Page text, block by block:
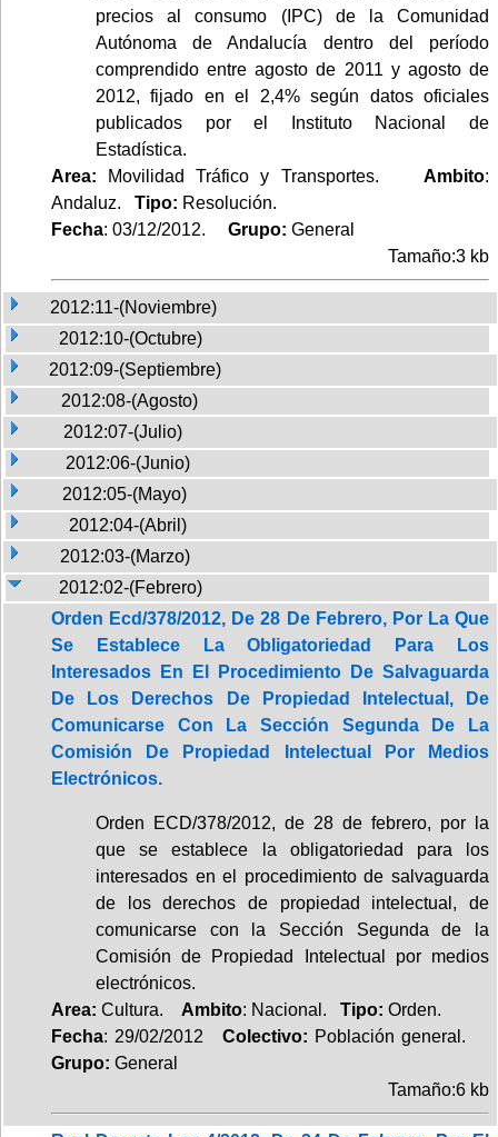
precios al consumo (IPC) de la Comunidad
Autónoma de Andalucía dentro del período
comprendido entre agosto de 2011 y agosto de
2012, fijado en el 2,4% según datos oficiales
publicados por el Instituto Nacional de
Estadística.
Area: Movilidad Tráfico y Transportes. Ambito:
Andaluz. Tipo: Resolución.
Fecha: 03/12/2012. Grupo: General
Tamaño:3 kb
2012:11-(Noviembre)
2012:10-(Octubre)
2012:09-(Septiembre)
2012:08-(Agosto)
2012:07-(Julio)
2012:06-(Junio)
2012:05-(Mayo)
2012:04-(Abril)
2012:03-(Marzo)
2012:02-(Febrero)
Orden Ecd/378/2012, De 28 De Febrero, Por La Que
Se Establece La Obligatoriedad Para Los
Interesados En El Procedimiento De Salvaguarda
De Los Derechos De Propiedad Intelectual, De
Comunicarse Con La Sección Segunda De La
Comisión De Propiedad Intelectual Por Medios
Electrónicos.
Orden ECD/378/2012, de 28 de febrero, por la
que se establece la obligatoriedad para los
interesados en el procedimiento de salvaguarda
de los derechos de propiedad intelectual, de
comunicarse con la Sección Segunda de la
Comisión de Propiedad Intelectual por medios
electrónicos.
Area: Cultura. Ambito: Nacional. Tipo: Orden.
Fecha: 29/02/2012 Colectivo: Población general.
Grupo: General
Tamaño:6 kb